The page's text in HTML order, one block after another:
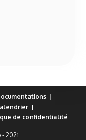
de confidentialité
- 2021